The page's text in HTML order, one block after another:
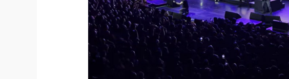
spectaculaire
deuxième
concert
au
Chili